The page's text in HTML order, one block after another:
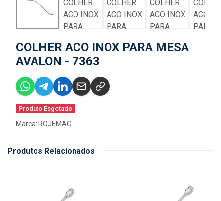
COLHER ACO INOX PARA MESA
AVALON - 7363
Produto Esgotado
Marca: ROJEMAC
Produtos Relacionados